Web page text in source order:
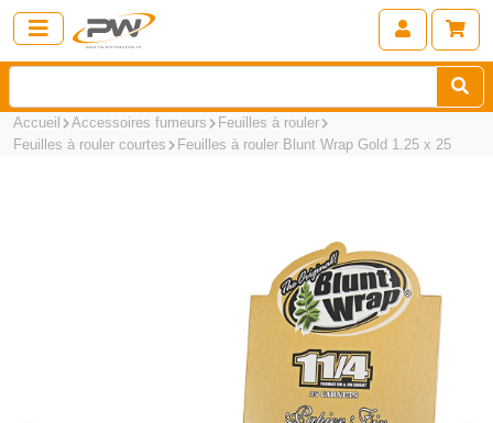
Accueil Accessoires fumeurs
Feuilles à rouler
Feuilles à rouler courtes
Feuilles à rouler Blunt Wrap Gold 1.25 x 25